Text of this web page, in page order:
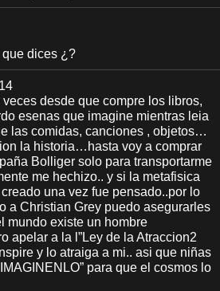
que dices ¿?
desde que compre los libros,
esenas que imagine mientras leia
las comidas, canciones , objetos…
la historia…hasta voy a comprar
Bolliger solo para transportarme
me hechizo.. y si la metafisica
una vez fue pensado..por lo
a Christian Grey puedo asegurarles
mundo existe un hombre
apelar a la l”Ley de la Atraccion2
y lo atraiga a mi.. asi que niñas
para que el cosmos lo